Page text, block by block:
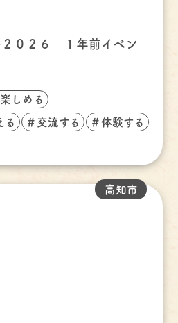
２０２６ １年前イベン
しめる
る ＃交流する ＃体験する
高知市